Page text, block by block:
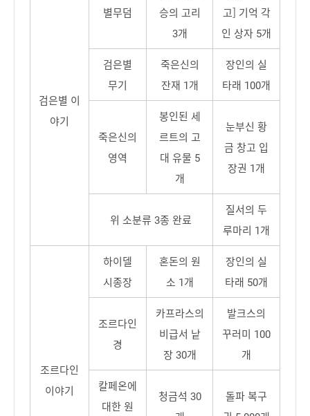
검은별 이
야기
별무덤
승의 고리
3개
고] 기억 각
인 상자 5개
검은별
무기
죽은신의
잔재 1개
장인의 실
타래 100개
죽은신의
영역
봉인된 세
르트의 고
대 유물 5
개
눈부신 황
금 창고 입
장권 1개
위 소분류 3종 완료
질서의 두
루마리 1개
조르다인
이야기
하이델
시종장
혼돈의 원
소 1개
장인의 실
타래 50개
조르다인
경
카프라스의
비급서 낱
장 30개
발크스의
꾸러미 100
개
칼페온에
대한 원
청금석 30
돌파 복구